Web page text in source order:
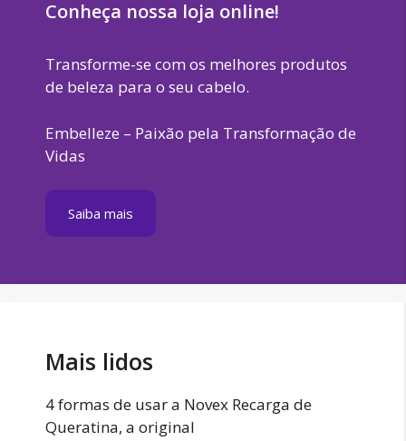
Conheça nossa loja online!
Transforme-se com os melhores produtos
de beleza para o seu cabelo.
Embelleze – Paixão pela Transformação de
Vidas
Saiba mais
Mais lidos
4 formas de usar a Novex Recarga de
Queratina, a original